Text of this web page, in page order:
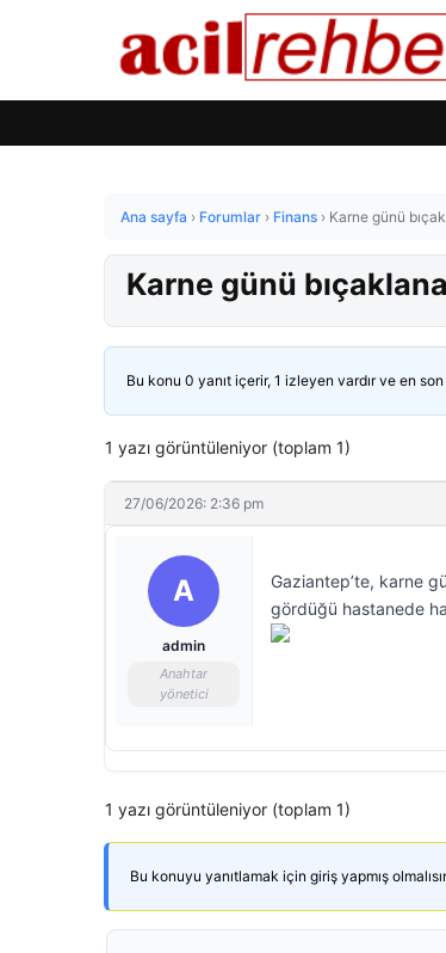
Ana sayfa › Forumlar › Finans › Karne günü
Karne günü
Bu konu 0 yanıt içerir, 1 izleyen vardır ve en son
1 yazı görüntüleniyor (toplam 1)
27/06/2026: 2:36 pm
A
admin
Anahtar
yönetici
Gaziantep’te, karne
gördüğü hastanede
1 yazı görüntüleniyor (toplam 1)
Bu konuyu yanıtlamak için giriş yapmış